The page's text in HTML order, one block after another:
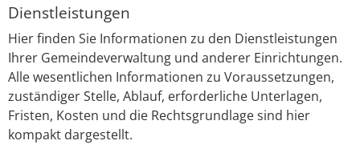
Dienstleistungen
Hier finden Sie Informationen zu den Dienstleistungen
Ihrer Gemeindeverwaltung und anderer Einrichtungen.
Alle wesentlichen Informationen zu Voraussetzungen,
zuständiger Stelle, Ablauf, erforderliche Unterlagen,
Fristen, Kosten und die Rechtsgrundlage sind hier
kompakt dargestellt.